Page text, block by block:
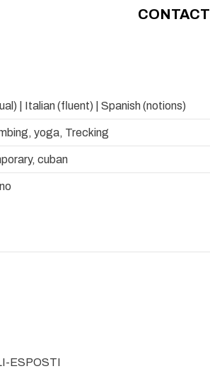
CONTACT
| Italian (fluent) | Spanish (notions)
yoga, Trecking
cuban
ESPOSTI